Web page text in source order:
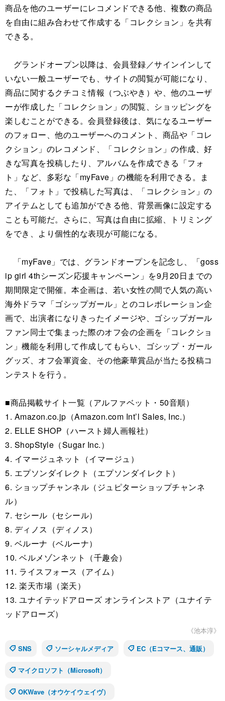
商品を他のユーザーにレコメンドできる他、複数の商品
を自由に組み合わせて作成する「コレクション」を共有
できる。
グランドオープン以降は、会員登録／サインインして
いない一般ユーザーでも、サイトの閲覧が可能になり、
商品に関するクチコミ情報（つぶやき）や、他のユーザ
ーが作成した「コレクション」の閲覧、ショッピングを
楽しむことができる。会員登録後は、気になるユーザー
のフォロー、他のユーザーへのコメント、商品や「コレ
クション」のレコメンド、「コレクション」の作成、好
きな写真を投稿したり、アルバムを作成できる「フォ
ト」など、多彩な「myFave」の機能を利用できる。ま
た、「フォト」で投稿した写真は、「コレクション」の
アイテムとしても追加ができる他、背景画像に設定する
ことも可能だ。さらに、写真は自由に拡縮、トリミング
をでき、より個性的な表現が可能になる。
「myFave」では、グランドオープンを記念し、「goss
ip girl 4thシーズン応援キャンペーン」を9月20日までの
期間限定で開催。本企画は、若い女性の間で人気の高い
海外ドラマ「ゴシップガール」とのコレボレーション企
画で、出演者になりきったイメージや、ゴシップガール
ファン同士で集まった際のオフ会の企画を「コレクショ
ン」機能を利用して作成してもらい、ゴシップ・ガール
グッズ、オフ会軍資金、その他豪華賞品が当たる投稿コ
ンテストを行う。
■商品掲載サイト一覧（アルファベット・50音順）
1. Amazon.co.jp（Amazon.com Int’l Sales, Inc.）
2. ELLE SHOP（ハースト婦人画報社）
3. ShopStyle（Sugar Inc.）
4. イマージュネット（イマージュ）
5. エプソンダイレクト（エプソンダイレクト）
6. ショップチャンネル（ジュピターショップチャンネ
ル）
7. セシール（セシール）
8. ディノス（ディノス）
9. ベルーナ（ベルーナ）
10. ベルメゾンネット（千趣会）
11. ライスフォース（アイム）
12. 楽天市場（楽天）
13. ユナイテッドアローズ オンラインストア（ユナイテ
ッドアローズ）
《池本淳》
SNS
ソーシャルメディア EC（Eコマース、通販）
マイクロソフト（Microsoft）
OKWave（オウケイウェイヴ）